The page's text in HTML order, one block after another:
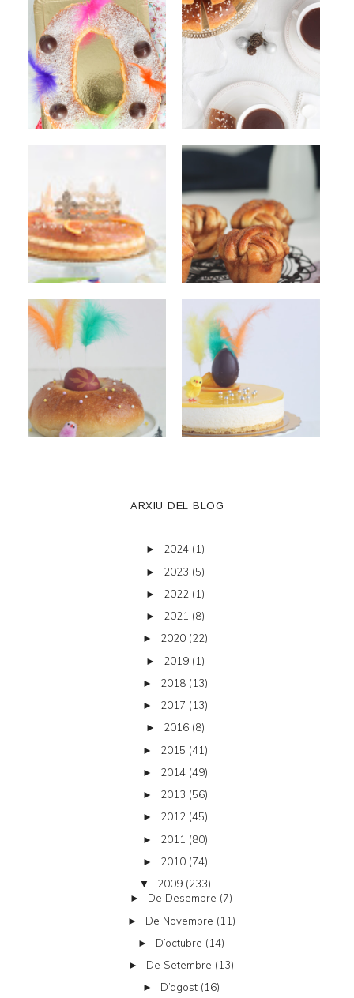
ARXIU DEL BLOG
► 2024 (1)
► 2023 (5)
► 2022 (1)
► 2021 (8)
► 2020 (22)
► 2019 (1)
► 2018 (13)
► 2017 (13)
► 2016 (8)
► 2015 (41)
► 2014 (49)
► 2013 (56)
► 2012 (45)
► 2011 (80)
► 2010 (74)
▼ 2009 (233)
► De Desembre (7)
► De Novembre (11)
► D’octubre (14)
► De Setembre (13)
► D’agost (16)